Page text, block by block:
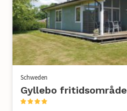
Schweden
Gyllebo fritidsområde